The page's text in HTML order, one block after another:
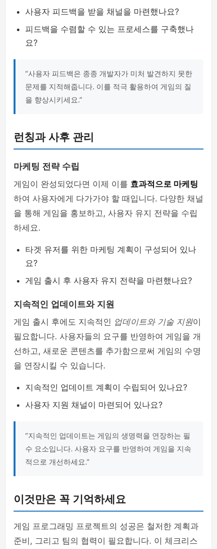
사용자 피드백을 받을 채널을 마련했나요?
피드백을 수렴할 수 있는 프로세스를 구축했나
요?
“사용자 피드백은 종종 개발자가 미처 발견하지 못한
문제를 지적해줍니다. 이를 적극 활용하여 게임의 질
을 향상시키세요.”
런칭과 사후 관리
마케팅 전략 수립
게임이 완성되었다면 이제 이를 효과적으로 마케팅
하여 사용자에게 다가가야 할 때입니다. 다양한 채널
을 통해 게임을 홍보하고, 사용자 유지 전략을 수립
하세요.
타겟 유저를 위한 마케팅 계획이 구성되어 있나
요?
게임 출시 후 사용자 유지 전략을 마련했나요?
지속적인 업데이트와 지원
게임 출시 후에도 지속적인 업데이트와 기술 지원이
필요합니다. 사용자들의 요구를 반영하여 게임을 개
선하고, 새로운 콘텐츠를 추가함으로써 게임의 수명
을 연장시킬 수 있습니다.
지속적인 업데이트 계획이 수립되어 있나요?
사용자 지원 채널이 마련되어 있나요?
“지속적인 업데이트는 게임의 생명력을 연장하는 필
수 요소입니다. 사용자 요구를 반영하여 게임을 지속
적으로 개선하세요.”
이것만은 꼭 기억하세요
게임 프로그래밍 프로젝트의 성공은 철저한 계획과
준비, 그리고 팀의 협력이 필요합니다. 이 체크리스